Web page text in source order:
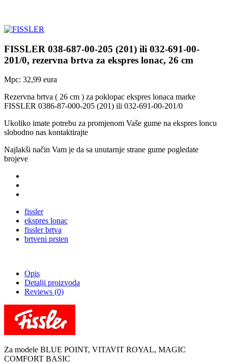
FISSLER 038-687-00-205 (201) ili 032-691-00-
201/0, rezervna brtva za ekspres lonac, 26 cm
Mpc: 32,99 eura
Rezervna brtva ( 26 cm ) za poklopac ekspres lonaca marke
FISSLER 0386-87-000-205 (201) ili 032-691-00-201/0
Ukoliko imate potrebu za promjenom Vaše gume na ekspres loncu
slobodno nas kontaktirajte
Najlakši način Vam je da sa unutarnje strane gume pogledate
brojeve
fissler
ekspres lonac
fissler brtva
brtveni prsten
Opis
Detalji proizvoda
Reviews (0)
Za modele BLUE POINT, VITAVIT ROYAL, MAGIC
COMFORT BASIC